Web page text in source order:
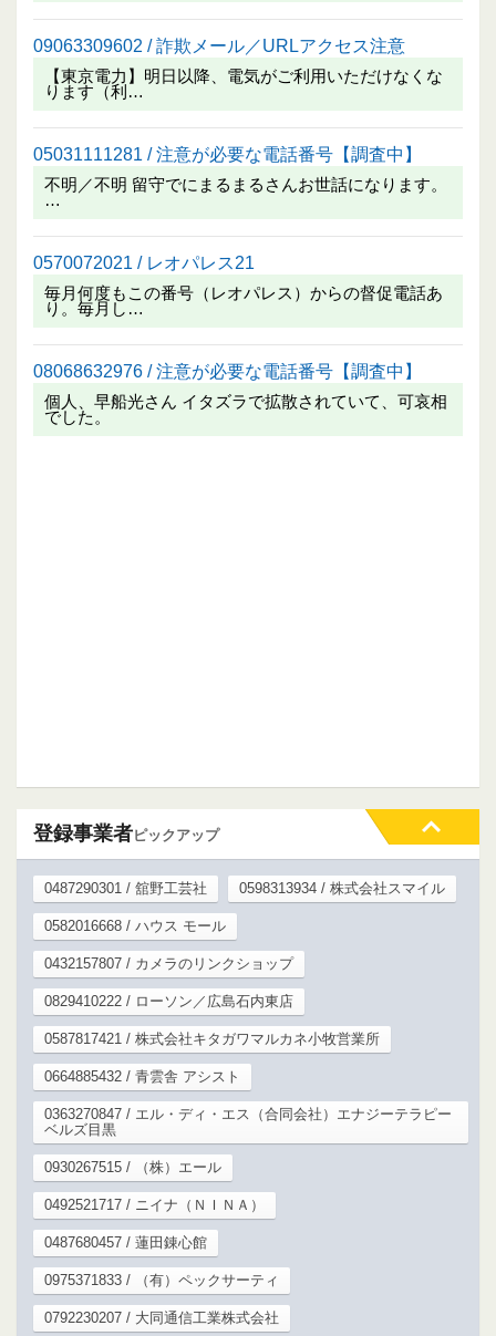
09063309602 / 詐欺メール／URLアクセス注意
【東京電力】明日以降、電気がご利用いただけなくな
ります（利…
05031111281 / 注意が必要な電話番号【調査中】
不明／不明 留守でにまるまるさんお世話になります。
…
0570072021 / レオパレス21
毎月何度もこの番号（レオパレス）からの督促電話あ
り。毎月し…
08068632976 / 注意が必要な電話番号【調査中】
個人、早船光さん イタズラで拡散されていて、可哀相
でした。
登録事業者ピックアップ
0487290301 / 舘野工芸社 0598313934 / 株式会社スマイル
0582016668 / ハウス モール
0432157807 / カメラのリンクショップ
0829410222 / ローソン／広島石内東店
0587817421 / 株式会社キタガワマルカネ小牧営業所
0664885432 / 青雲舎 アシスト
0363270847 / エル・ディ・エス（合同会社）エナジーテラピー
ベルズ目黒
0930267515 / （株）エール
0492521717 / ニイナ（ＮＩＮＡ）
0487680457 / 蓮田錬心館
0975371833 / （有）ペックサーティ
0792230207 / 大同通信工業株式会社